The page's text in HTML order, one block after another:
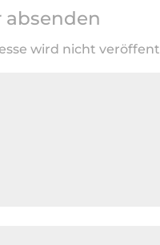
wird nicht